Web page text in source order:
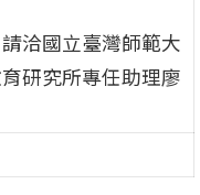
洽國立臺灣師範大
研究所專任助理廖